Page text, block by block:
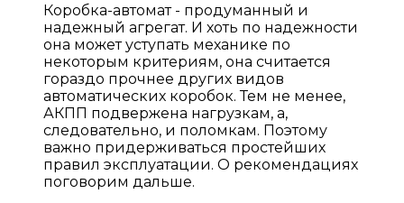
Коробка-автомат - продуманный и
надежный агрегат. И хоть по надежности
она может уступать механике по
некоторым критериям, она считается
гораздо прочнее других видов
автоматических коробок. Тем не менее,
АКПП подвержена нагрузкам, а,
следовательно, и поломкам. Поэтому
важно придерживаться простейших
правил эксплуатации. О рекомендациях
поговорим дальше.